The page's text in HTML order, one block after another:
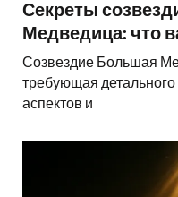
Секреты
Медведица: что
Созвездие Большая
требующая
аспектов и